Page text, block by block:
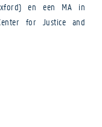
en een MA in
for Justice and